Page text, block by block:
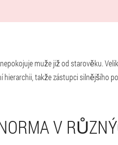
muže již od starověku.
takže zástupci silnějšího
V